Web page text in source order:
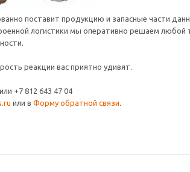
поставит продукцию и запасные части
логистики мы оперативно решаем любой
реакции вас приятно удивят.
+7 812 643 47 04
или в Форму обратной связи.